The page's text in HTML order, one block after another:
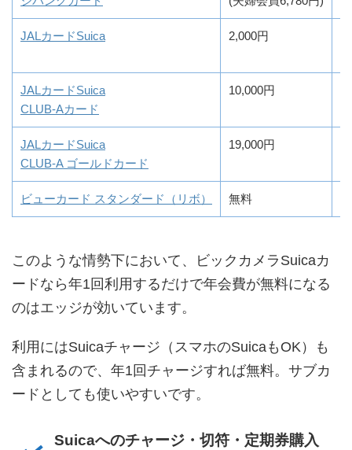
JALカードSuica 2,000円
JALカードSuica
CLUB-Aカード
10,000円
JALカードSuica
CLUB-A ゴールドカード
19,000円
ビューカード スタンダード（リボ） 無料
このような情勢下において、ビックカメラSuicaカ
ードなら年1回利用するだけで年会費が無料になる
のはエッジが効いています。
利用にはSuicaチャージ（スマホのSuicaもOK）も
含まれるので、年1回チャージすれば無料。サブカ
ードとしても使いやすいです。
Suicaへのチャージ・切符・定期券購入